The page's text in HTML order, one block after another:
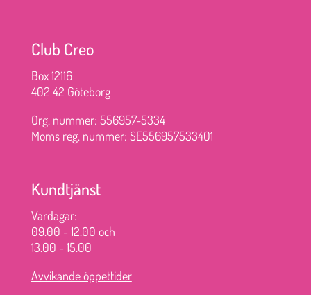
Club Creo
Box 12116
402 42 Göteborg
Org. nummer: 556957-5334
Moms reg. nummer: SE556957533401
Kundtjänst
Vardagar:
09.00 - 12.00 och
13.00 - 15.00
Avvikande öppettider